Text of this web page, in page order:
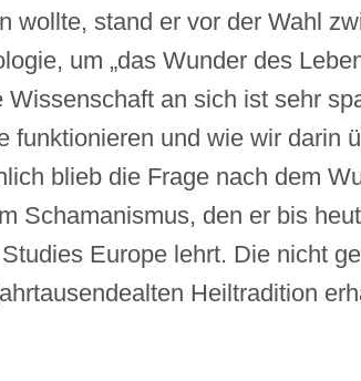
wollte, stand er vor der Wahl
um „das Wunder des
Wissenschaft an sich ist sehr
und wie wir darin
blieb die Frage nach dem
Schamanismus, den er bis
Europe lehrt. Die nicht
Heiltradition